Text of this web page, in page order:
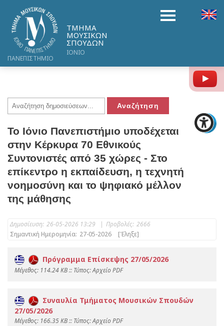
ΤΜΗΜΑ
ΜΟΥΣΙΚΩΝ
ΣΠΟΥΔΩΝ
ΙΟΝΙΟ
ΠΑΝΕΠΙΣΤΗΜΙΟ
Το Ιόνιο Πανεπιστήμιο υποδέχεται
στην Κέρκυρα 70 Εθνικούς
Συντονιστές από 35 χώρες - Στο
επίκεντρο η εκπαίδευση, η τεχνητή
νοημοσύνη και το ψηφιακό μέλλον
της μάθησης
Δημοσίευση: 26-05-2026 13:29 | Προβολές: 2666
Σημαντική Ημερομηνία: 27-05-2026 [Έληξε]
Πρόγραμμα Επίσκεψης 27/05/2026
Mέγεθος: 114.24 KB :: Τύπος: Αρχείο PDF
Συναυλία Τμήματος Μουσικών Σπουδών
27/05/2026
Mέγεθος: 166.35 KB :: Τύπος: Αρχείο PDF